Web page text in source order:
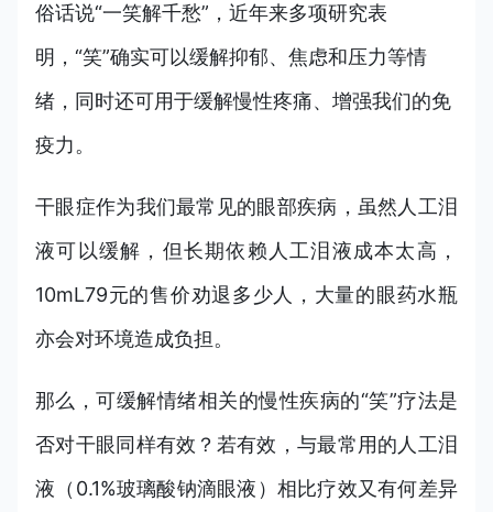
俗话说“一笑解千愁”，近年来多项研究表
明，“笑”确实可以缓解抑郁、焦虑和压力等情
绪，同时还可用于缓解慢性疼痛、增强我们的免
疫力。
干眼症作为我们最常见的眼部疾病，虽然人工泪
液可以缓解，但长期依赖人工泪液成本太高，
10mL79元的售价劝退多少人，大量的眼药水瓶
亦会对环境造成负担。
那么，可缓解情绪相关的慢性疾病的“笑”疗法是
否对干眼同样有效？若有效，与最常用的人工泪
液（0.1%玻璃酸钠滴眼液）相比疗效又有何差异